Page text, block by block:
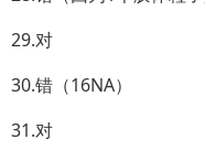
29.对
30.错（16NA）
31.对